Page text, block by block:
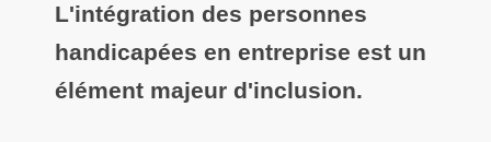
L'intégration des personnes
handicapées en entreprise est un
élément majeur d'inclusion.